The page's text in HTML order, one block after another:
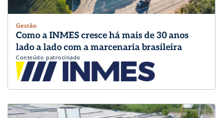
Gestão
Como a INMES cresce há mais de 30 anos
lado a lado com a marcenaria brasileira
Conteúdo patrocinado